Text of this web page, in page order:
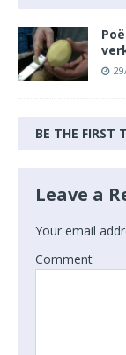
BE THE FIRST
Leave a
Your email
Comment